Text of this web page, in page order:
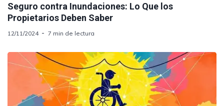
Seguro contra Inundaciones: Lo Que los
Propietarios Deben Saber
12/11/2024 7 min de lectura